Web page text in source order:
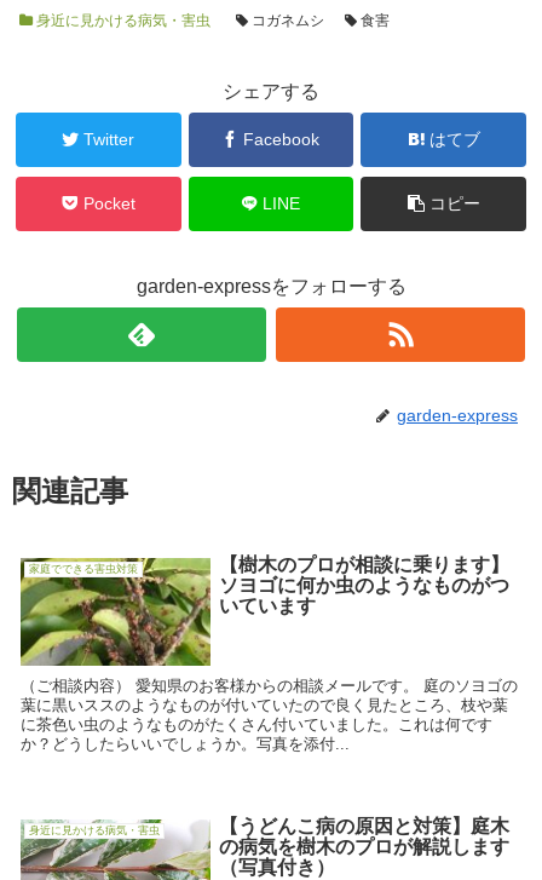
身近に見かける病気・害虫 コガネムシ 食害
シェアする
Twitter Facebook はてブ
Pocket LINE コピー
garden-expressをフォローする
garden-express
関連記事
家庭でできる害虫対策
【樹木のプロが相談に乗ります】
ソヨゴに何か虫のようなものがつ
いています
（ご相談内容） 愛知県のお客様からの相談メールです。 庭のソヨゴの
葉に黒いススのようなものが付いていたので良く見たところ、枝や葉
に茶色い虫のようなものがたくさん付いていました。これは何です
か？どうしたらいいでしょうか。写真を添付...
身近に見かける病気・害虫
【うどんこ病の原因と対策】庭木
の病気を樹木のプロが解説します
（写真付き）